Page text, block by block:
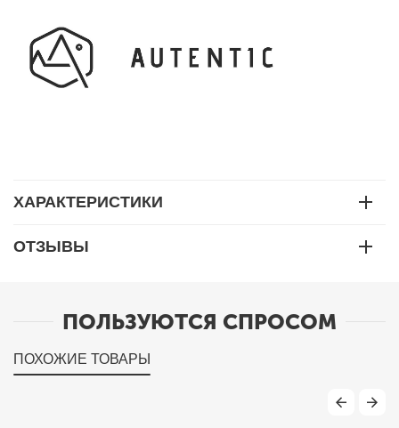
ХАРАКТЕРИСТИКИ
ОТЗЫВЫ
ПОЛЬЗУЮТСЯ СПРОСОМ
ПОХОЖИЕ ТОВАРЫ